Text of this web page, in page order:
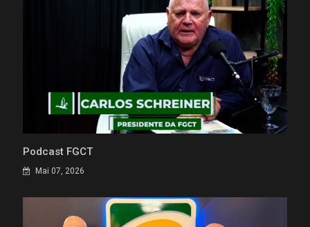
Podcast FGCT
Mai 07, 2026